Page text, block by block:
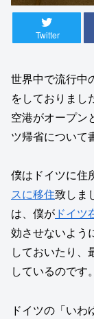
Twitter
世界中で流行中
をしておりまし
空港がオープン
ツ帰省について
僕はドイツに住
スに移住致しま
は、僕が ドイツ
効させないよう
しておいたり、
しているのです。
ドイツの「いわ